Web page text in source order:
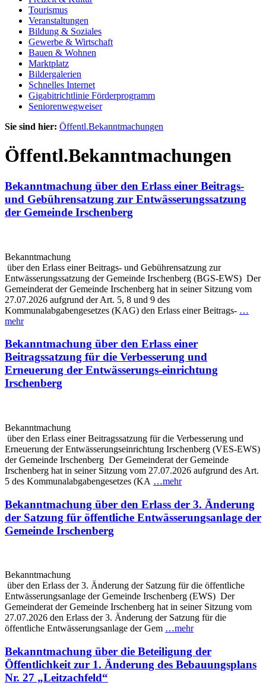
Tourismus
Veranstaltungen
Bildung & Soziales
Gewerbe & Wirtschaft
Bauen & Wohnen
Marktplatz
Bildergalerien
Schnelles Internet
Gigabitrichtlinie Förderprogramm
Seniorenwegweiser
Sie sind hier: Öffentl.Bekanntmachungen
Öffentl.Bekanntmachungen
Bekanntmachung über den Erlass einer Beitrags-
und Gebührensatzung zur Entwässerungssatzung
der Gemeinde Irschenberg
Bekanntmachung
über den Erlass einer Beitrags- und Gebührensatzung zur
Entwässerungssatzung der Gemeinde Irschenberg (BGS-EWS) Der
Gemeinderat der Gemeinde Irschenberg hat in seiner Sitzung vom
27.07.2026 aufgrund der Art. 5, 8 und 9 des
Kommunalabgabengesetzes (KAG) den Erlass einer Beitrags- …
mehr
Bekanntmachung über den Erlass einer
Beitragssatzung für die Verbesserung und
Erneuerung der Entwässerungs-einrichtung
Irschenberg
Bekanntmachung
über den Erlass einer Beitragssatzung für die Verbesserung und
Erneuerung der Entwässerungseinrichtung Irschenberg (VES-EWS)
der Gemeinde Irschenberg Der Gemeinderat der Gemeinde
Irschenberg hat in seiner Sitzung vom 27.07.2026 aufgrund des Art.
5 des Kommunalabgabengesetzes (KA …mehr
Bekanntmachung über den Erlass der 3. Änderung
der Satzung für öffentliche Entwässerungsanlage der
Gemeinde Irschenberg
Bekanntmachung
über den Erlass der 3. Änderung der Satzung für die öffentliche
Entwässerungsanlage der Gemeinde Irschenberg (EWS) Der
Gemeinderat der Gemeinde Irschenberg hat in seiner Sitzung vom
27.07.2026 den Erlass der 3. Änderung der Satzung für die
öffentliche Entwässerungsanlage der Gem …mehr
Bekanntmachung über die Beteiligung der
Öffentlichkeit zur 1. Änderung des Bebauungsplans
Nr. 27 „Leitzachfeld“